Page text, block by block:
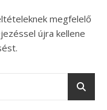
megfelelő
újra kellene